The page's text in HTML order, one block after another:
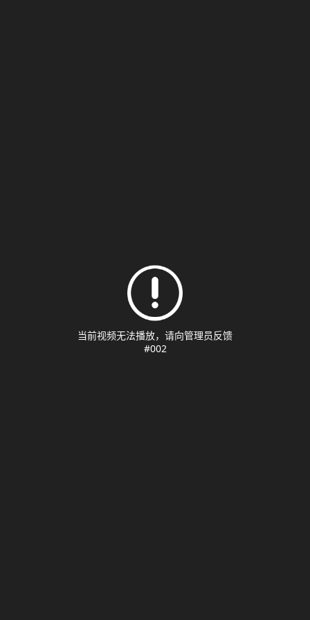
当前视频无法播放，请向管理员反馈
#002